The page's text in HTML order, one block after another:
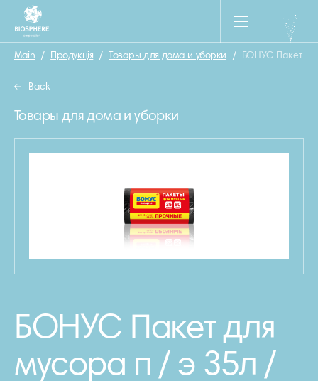
Main / Продукція / Товары для дома и уборки / БОНУС Пакет
Back
Товары для дома и уборки
БОНУС Пакет для
мусора п / э 35л /